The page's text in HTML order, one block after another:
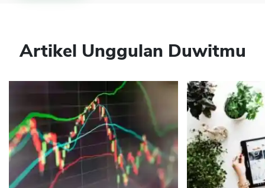
Artikel Unggulan Duwitmu